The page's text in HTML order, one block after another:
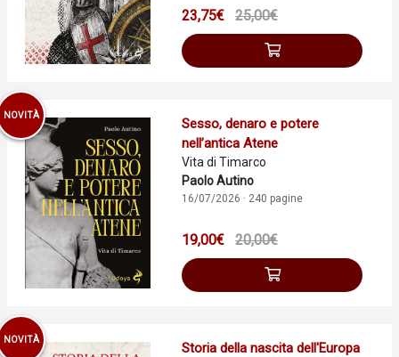
23,75€ 25,00€
NOVITÀ
Sesso, denaro e potere
nell’antica Atene
Vita di Timarco
Paolo Autino
16/07/2026 · 240 pagine
19,00€ 20,00€
NOVITÀ
Storia della nascita dell'Europa